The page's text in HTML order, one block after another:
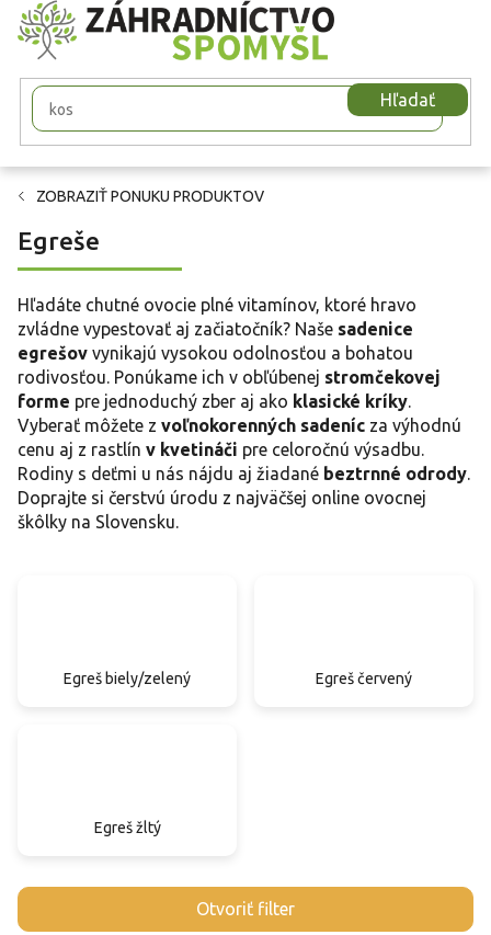
Prejsť
na
obsah
Hľadať
ZOBRAZIŤ PONUKU PRODUKTOV
Egreše
Hľadáte chutné ovocie plné vitamínov, ktoré hravo
zvládne vypestovať aj začiatočník? Naše sadenice
egrešov vynikajú vysokou odolnosťou a bohatou
rodivosťou. Ponúkame ich v obľúbenej stromčekovej
forme pre jednoduchý zber aj ako klasické kríky
Vyberať môžete z voľnokorenných sadeníc za výhodnú
cenu aj z rastlín v kvetináči pre celoročnú výsadbu.
Rodiny s deťmi u nás nájdu aj žiadané beztrnné odrody
Doprajte si čerstvú úrodu z najväčšej online ovocnej
škôlky na Slovensku.
Egreš biely/zelený Egreš červený
Egreš žltý
Otvoriť filter
V
ý